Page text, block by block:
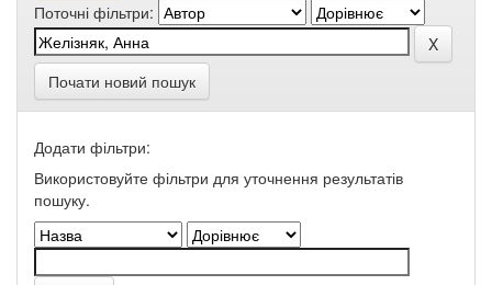
Поточні фільтри:
Почати новий пошук
Додати фільтри:
Використовуйте фільтри для уточнення результатів
пошуку.